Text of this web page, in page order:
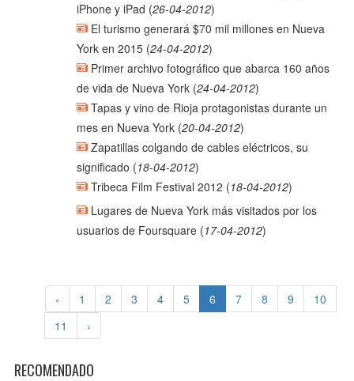
iPhone y iPad (26-04-2012)
El turismo generará $70 mil millones en Nueva
York en 2015(24-04-2012)
Primer archivo fotográfico que abarca 160 años
de vida de Nueva York(24-04-2012)
Tapas y vino de Rioja protagonistas durante un
mes en Nueva York(20-04-2012)
Zapatillas colgando de cables eléctricos, su
significado (18-04-2012)
Tribeca Film Festival 2012 (18-04-2012)
Lugares de Nueva York más visitados por los
usuarios de Foursquare(17-04-2012)
‹ 1 2 3 4 5 6 7 8 9
10
11
›
RECOMENDADO